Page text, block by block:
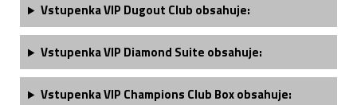
VstupenkaVIP Dugout Club obsahuje:
Vstupenka VIP Diamond Suite obsahuje:
Vstupenka VIP Champions Club Box obsahuje: